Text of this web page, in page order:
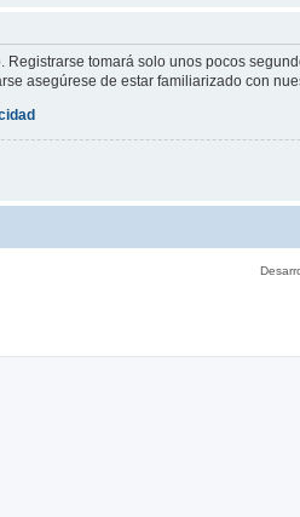
Registrarse tomará solo unos pocos
asegúrese de estar familiarizado con